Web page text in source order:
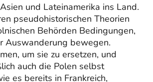
und Lateinamerika ins Land.
pseudohistorischen Theorien
Behörden Bedingungen,
Auswanderung bewegen.
um sie zu ersetzen, und
auch die Polen selbst
es bereits in Frankreich,